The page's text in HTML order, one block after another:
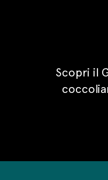
Scopri il